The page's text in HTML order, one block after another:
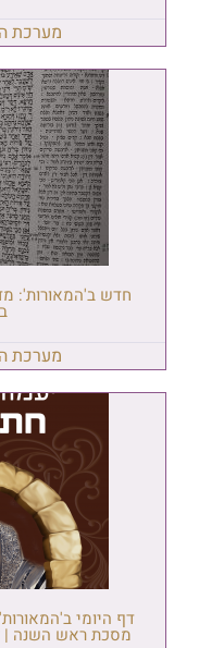
מערכת
חדש ב'המאורות':
מערכת
דף היומי
מסכת ראש השנה |